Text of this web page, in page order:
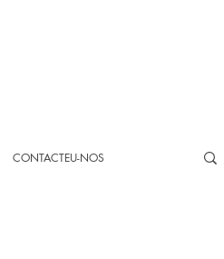
CONTACTEU-NOS